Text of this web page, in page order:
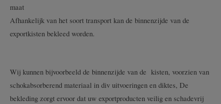
maat
Afhankelijk van het soort transport kan de binnenzijde van de
exportkisten bekleed worden.
Wij kunnen bijvoorbeeld de binnenzijde van de kisten, voorzien van
schokabsorberend materiaal in div uitvoeringen en diktes, De
bekleding zorgt ervoor dat uw exportproducten veilig en schadevrij